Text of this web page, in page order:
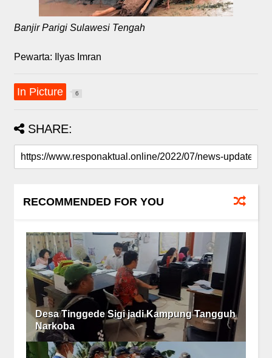
Banjir Parigi Sulawesi Tengah
Pewarta: Ilyas Imran
In Picture 6
SHARE:
RECOMMENDED FOR YOU
Desa Tinggede Sigi jadi Kampung Tangguh
Narkoba